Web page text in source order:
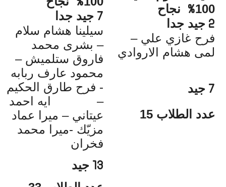
7 جيد جدا
سيلينا هشام سلام
– بشرى محمد
فاروق ستلميش –
محمود عارف ربابه
- فرح طارق الحكيم
– ايه احمد
عيتاني – ميرا عماد
مزيّك -ميرا محمد
فخران
13 جيد
100
% نجاح
2 جيد جدا
فرح غازي علي –
لمى هشام الاروادي
7 جيد
عدد الطلاب 15